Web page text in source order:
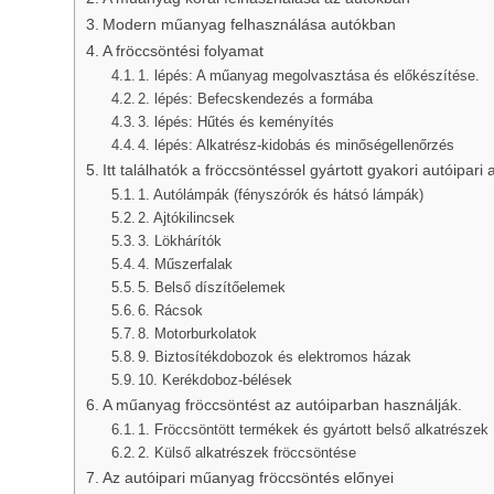
Modern műanyag felhasználása autókban
A fröccsöntési folyamat
1. lépés: A műanyag megolvasztása és előkészítése.
2. lépés: Befecskendezés a formába
3. lépés: Hűtés és keményítés
4. lépés: Alkatrész-kidobás és minőségellenőrzés
Itt találhatók a fröccsöntéssel gyártott gyakori autóipari
1. Autólámpák (fényszórók és hátsó lámpák)
2. Ajtókilincsek
3. Lökhárítók
4. Műszerfalak
5. Belső díszítőelemek
6. Rácsok
8. Motorburkolatok
9. Biztosítékdobozok és elektromos házak
10. Kerékdoboz-bélések
A műanyag fröccsöntést az autóiparban használják.
1. Fröccsöntött termékek és gyártott belső alkatrészek
2. Külső alkatrészek fröccsöntése
Az autóipari műanyag fröccsöntés előnyei